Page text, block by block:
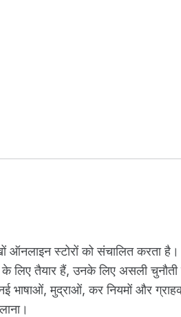
ऑनलाइन स्टोरों को संचालित करता
के लिए तैयार हैं, उनके लिए असली चुनौती
भाषाओं, मुद्राओं, कर नियमों और